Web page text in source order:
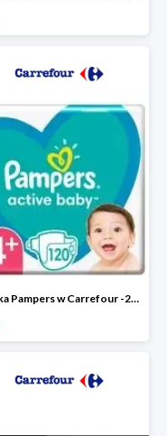
Marka Pampers w Carrefour -25%